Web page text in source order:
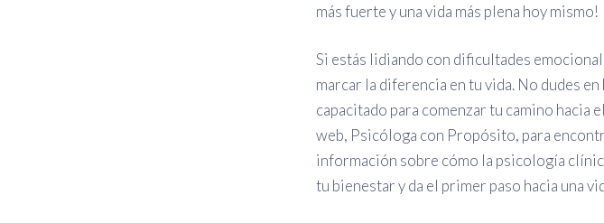
más fuerte y una vida más plena hoy mismo!
Si estás lidiando con dificultades
marcar la diferencia en tu vida. No dudes
capacitado para comenzar tu camino
web, Psicóloga con Propósito, para
información sobre cómo la psicología
tu bienestar y da el primer paso hacia una